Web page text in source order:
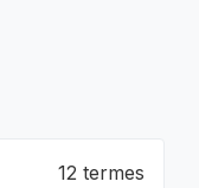
12 termes